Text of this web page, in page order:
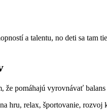
a talentu, no deti sa
pomáhajú vyrovnávať
hru, relax, športovanie,